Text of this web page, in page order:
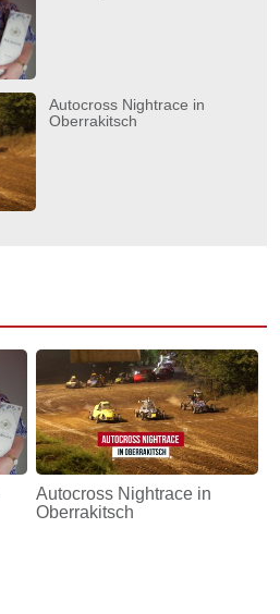
Autocross Nightrace in
Oberrakitsch
Autocross Nightrace in
Oberrakitsch